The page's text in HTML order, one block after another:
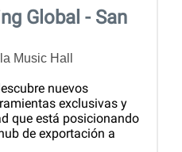
Global - San
Music Hall
nuevos
exclusivas y
que está posicionando
de exportación a